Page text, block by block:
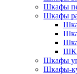
Шкафы
Шкафы
Шкафы
Шкафы-